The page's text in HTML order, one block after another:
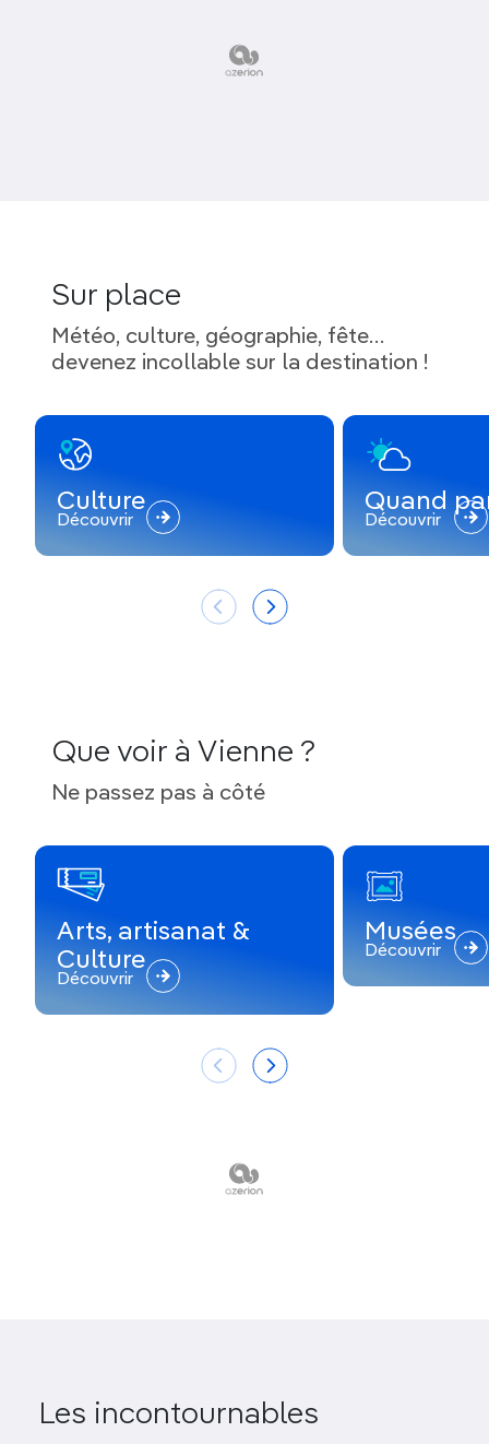
Sur place
Météo, culture, géographie, fête…
devenez incollable sur la destination !
Culture
Découvrir
Quand
Découvrir
Que voir à Vienne ?
Ne passez pas à côté
Arts, artisanat &
Culture
Découvrir
Musées
Découvrir
Les incontournables